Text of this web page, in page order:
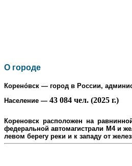
О городе
Корено́вск — город в России,
Население — 43 084 чел. (2025 г.)
Кореновск расположен на
федеральной автомагистрали М4 и
левом берегу реки и к западу от